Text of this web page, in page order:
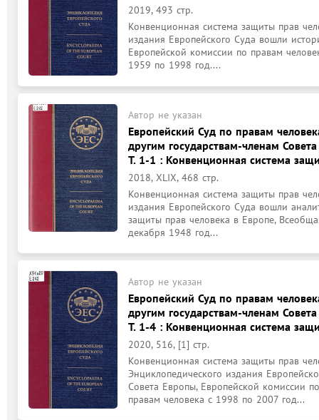
2019, 493 стр.
Конвенционная система защиты прав
издания Европейского Суда вошли
Европейской комиссии по правам
1959 по 1998 год....
Автор не указан
Европейский Суд по правам
другим государствам-членам
Т. 1-1 : Конвенционная система
2018, XLIX, 468 стр.
Конвенционная система защиты прав
издания Европейского Суда вошли
защиты прав человека в Европе,
декабря 1948 год...
Автор не указан
Европейский Суд по правам
другим государствам-членам
Т. 1-4 : Конвенционная система
2020, 516, [1] стр.
Конвенционная система защиты прав
Энциклопедического издания
Совета Европы, Европейской комиссии
правам человека с 1998 по 2007 год...